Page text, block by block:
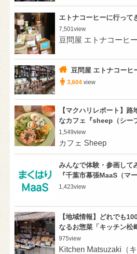
エトナコーヒーに行って
7,501view
豆問屋 エトナコーヒー
豆問屋 エトナコーヒ
3,604 view
【マクハリレポート】
なカフェ『sheep（シー
1,549view
カフェ Sheep
みんなで体験・参画して
『千葉市幕張MaaS（マ
1,423view
【地域情報】どれでも
なるお惣菜「キッチン松
975view
Kitchen Matsuzaki（